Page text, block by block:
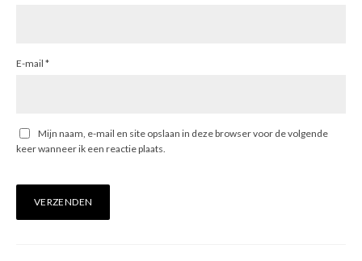
E-mail *
Mijn naam, e-mail en site opslaan in deze browser voor de volgende
keer wanneer ik een reactie plaats.